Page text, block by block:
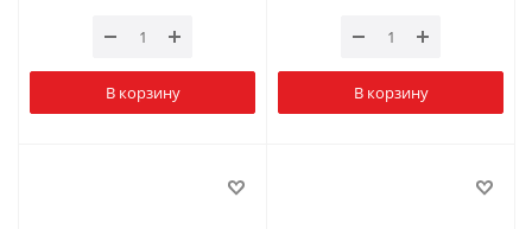
В корзину В корзину